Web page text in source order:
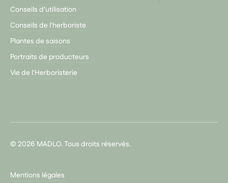
Conseils d’utilisation
Conseils de l'herboriste
Plantes de saisons
Portraits de producteurs
Vie de l'Herboristerie
© 2026 MADLO. Tous droits réservés.
Mentions légales